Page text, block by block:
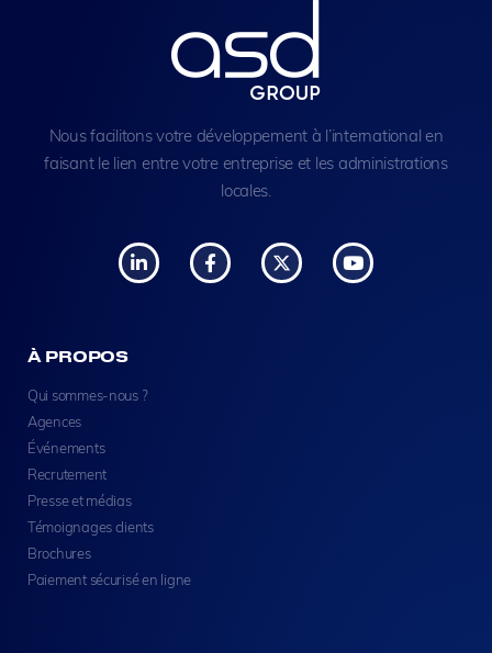
Nous facilitons votre développement à l’international en
faisant le lien entre votre entreprise et les administrations
locales.
À PROPOS
Qui sommes-nous ?
Agences
Événements
Recrutement
Presse et médias
Témoignages clients
Brochures
Paiement sécurisé en ligne